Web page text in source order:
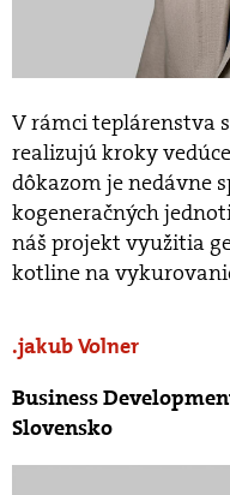
V rámci teplárenstva
realizujú kroky
dôkazom je nedávne
kogeneračných
náš projekt využitia
kotline na
jakub Volner
Business
Slovensko